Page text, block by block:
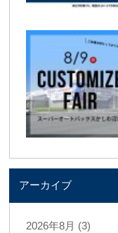
アーカイブ
2026年8月 (3)